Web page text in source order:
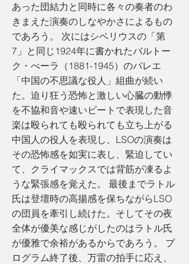
あった団結力と同時に各々の奏者のわ
きまえた演奏のしなやかさによるもの
であろう。 次にはシベリウスの「第
7」と同じ1924年に書かれたバルトー
ク・べーラ（1881-1945）のバレエ
「中国の不思議な役人」組曲が続い
た。迫り狂う恐怖と激しい心臓の動悸
を不協和音や速いビートで表現した音
楽は殴られても殴られても立ち上がる
中国人の役人を表現し、LSOの演奏は
その恐怖感を如実に表し、緊迫してい
て、クライマックスでは背筋が凍るよ
うな緊張感を覚えた。 最後までラトル
氏は登壇時の高揚感を保ちながらLSO
の団員を牽引し続けた。そしてその夜
全体が優美な感じがしたのはラトル氏
が優雅で余裕があるからであろう。 プ
ログラム終了後、万雷の拍手に応え、